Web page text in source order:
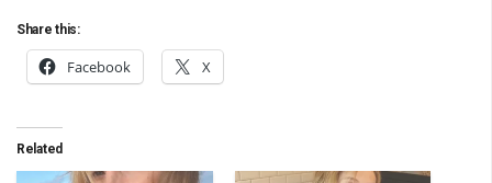
Share this:
Facebook X
Related